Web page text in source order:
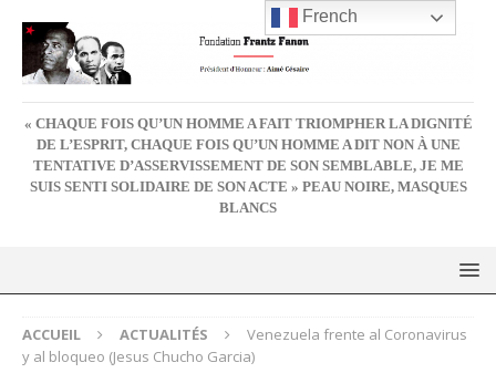
« CHAQUE FOIS QU’UN HOMME A FAIT TRIOMPHER LA DIGNITÉ
DE L’ESPRIT, CHAQUE FOIS QU’UN HOMME A DIT NON À UNE
TENTATIVE D’ASSERVISSEMENT DE SON SEMBLABLE, JE ME
SUIS SENTI SOLIDAIRE DE SON ACTE » PEAU NOIRE, MASQUES
BLANCS
ACCUEIL ACTUALITÉS
Venezuela frente al Coronavirus
y al bloqueo (Jesus Chucho Garcia)
French